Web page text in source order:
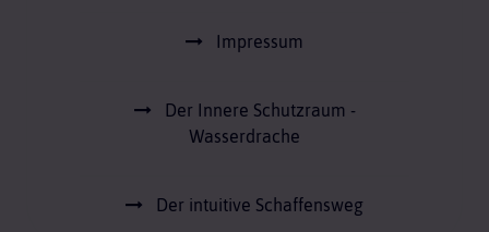
Impressum
Der Innere Schutzraum -
Wasserdrache
Der intuitive Schaffensweg